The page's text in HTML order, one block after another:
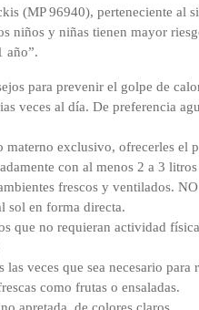
(MP 96940), perteneciente al
niños y niñas tienen mayor
año”.
para prevenir el golpe de
veces al día. De preferencia
materno exclusivo, ofrecerles el
con al menos 2 a 3
frescos y ventilados.
sol en forma directa.
que no requieran actividad
las veces que sea necesario para
como frutas o ensaladas.